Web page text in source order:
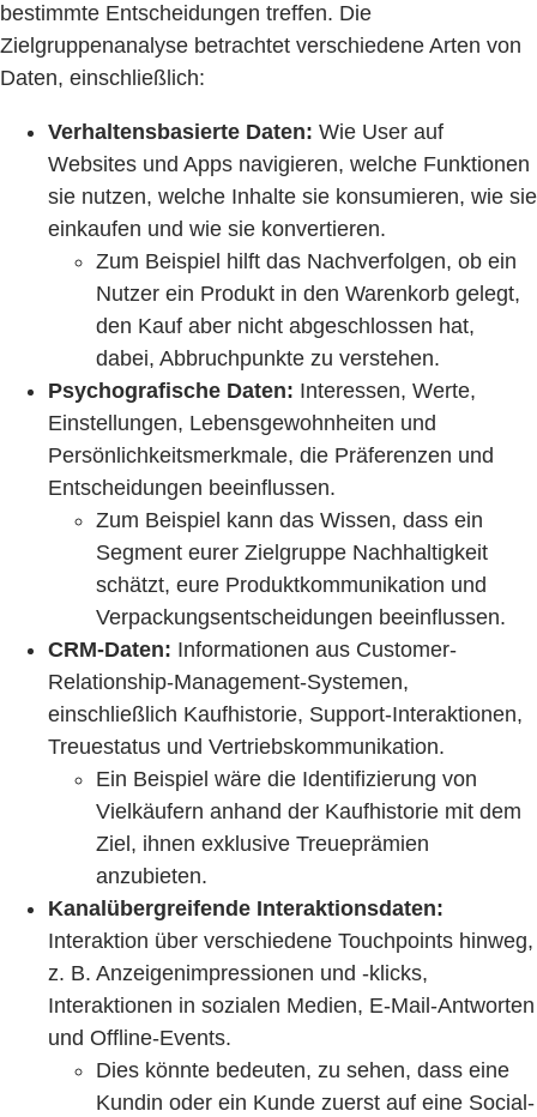
bestimmte Entscheidungen treffen. Die
Zielgruppenanalyse betrachtet verschiedene Arten von
Daten, einschließlich:
Verhaltensbasierte Daten: Wie User auf
Websites und Apps navigieren, welche Funktionen
sie nutzen, welche Inhalte sie konsumieren, wie sie
einkaufen und wie sie konvertieren.
Zum Beispiel hilft das Nachverfolgen, ob ein
Nutzer ein Produkt in den Warenkorb gelegt,
den Kauf aber nicht abgeschlossen hat,
dabei, Abbruchpunkte zu verstehen.
Psychografische Daten: Interessen, Werte,
Einstellungen, Lebensgewohnheiten und
Persönlichkeitsmerkmale, die Präferenzen und
Entscheidungen beeinflussen.
Zum Beispiel kann das Wissen, dass ein
Segment eurer Zielgruppe Nachhaltigkeit
schätzt, eure Produktkommunikation und
Verpackungsentscheidungen beeinflussen.
CRM-Daten: Informationen aus Customer-
Relationship-Management-Systemen,
einschließlich Kaufhistorie, Support-Interaktionen,
Treuestatus und Vertriebskommunikation.
Ein Beispiel wäre die Identifizierung von
Vielkäufern anhand der Kaufhistorie mit dem
Ziel, ihnen exklusive Treueprämien
anzubieten.
Kanalübergreifende Interaktionsdaten:
Interaktion über verschiedene Touchpoints hinweg,
z. B. Anzeigenimpressionen und -klicks,
Interaktionen in sozialen Medien, E-Mail-Antworten
und Offline-Events.
Dies könnte bedeuten, zu sehen, dass eine
Kundin oder ein Kunde zuerst auf eine Social-